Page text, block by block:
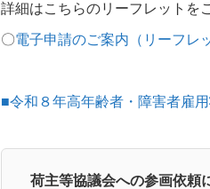
詳細はこちらのリーフレットを
〇電子申請のご案内（リーフレ
■令和８年高年齢者・障害者雇
荷主等協議会への参画依頼